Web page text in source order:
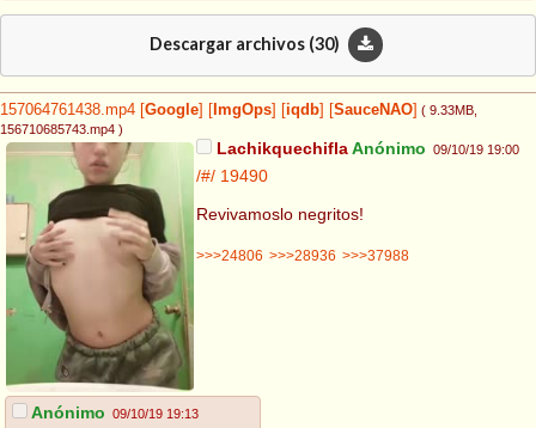
Descargar archivos (30)
157064761438.mp4 Google ImgOps iqdb SauceNAO ( 9.33MB
156710685743.mp4 )
LachikquechiflaAnónimo 09/10/19 19:00
/#/ 19490
Revivamoslo negritos!
>>>24806 >>>28936 >>>37988
Anónimo 09/10/19 19:13